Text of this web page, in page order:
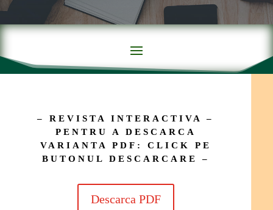
– REVISTA INTERACTIVA –
PENTRU A DESCARCA
VARIANTA PDF: CLICK PE
BUTONUL DESCARCARE –
Descarca PDF